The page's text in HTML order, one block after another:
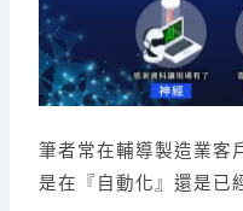
筆者常在輔導製造業客
是在『自動化』還是已